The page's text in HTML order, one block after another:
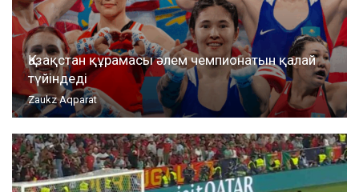
Қазақстан құрамасы әлем чемпионатын қалай
түйіндеді
Zaukz Aqparat